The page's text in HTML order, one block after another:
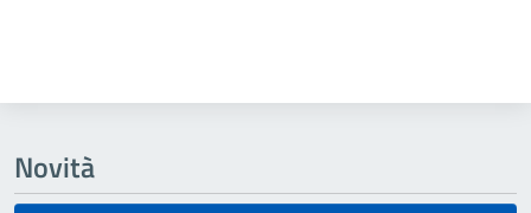
Novità